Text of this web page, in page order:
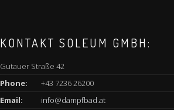
KONTAKT SOLEUM GMBH:
Gutauer Straße 42
Phone:
+43 7236 26200
Email:
info@dampfbad.at